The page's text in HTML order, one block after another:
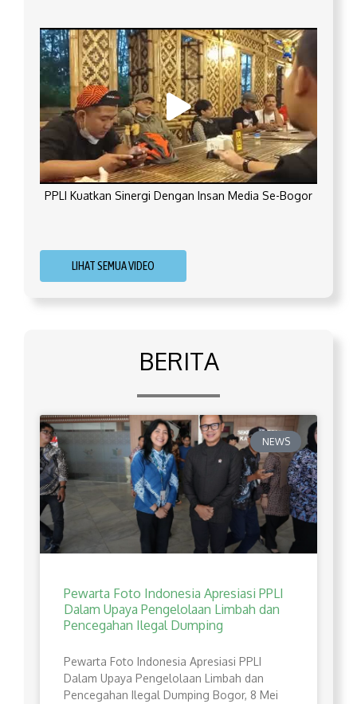
PPLI Kuatkan Sinergi Dengan Insan Media Se-Bogor
LIHAT SEMUA VIDEO
BERITA
NEWS
Pewarta Foto Indonesia Apresiasi PPLI
Dalam Upaya Pengelolaan Limbah dan
Pencegahan Ilegal Dumping
Pewarta Foto Indonesia Apresiasi PPLI
Dalam Upaya Pengelolaan Limbah dan
Pencegahan Ilegal Dumping Bogor, 8 Mei